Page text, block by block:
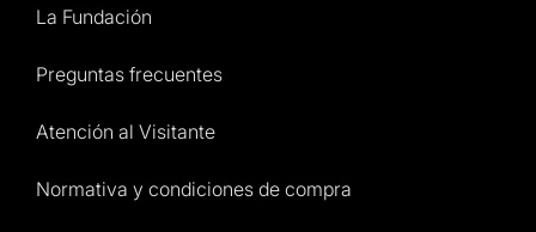
La Fundación
Preguntas frecuentes
Atención al Visitante
Normativa y condiciones de compra